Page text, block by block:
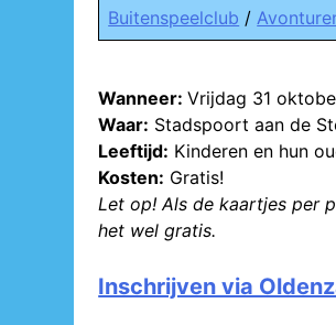
Buitenspeelclub /
Wanneer:Vrijdag 31
Waar: Stadspoort aan de
Leeftijd: Kinderen en hun
Kosten: Gratis!
Let op! Als de kaartjes per
het wel gratis.
Inschrijven via